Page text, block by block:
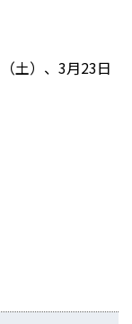
土）、3月23日